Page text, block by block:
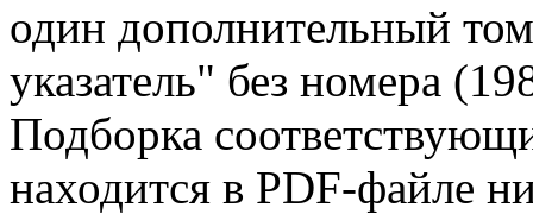
один дополнительный
указатель" без номера
Подборка
находится в PDF-файле